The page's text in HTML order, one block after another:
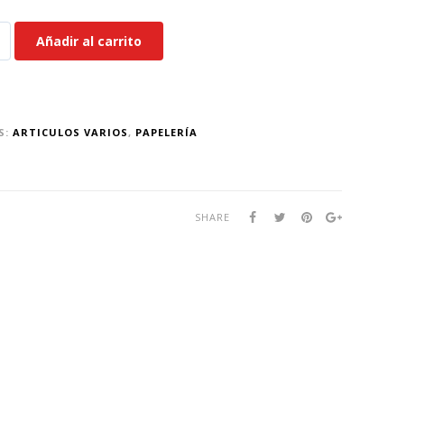
Añadir al carrito
ARTICULOS VARIOS, PAPELERÍA
SHARE